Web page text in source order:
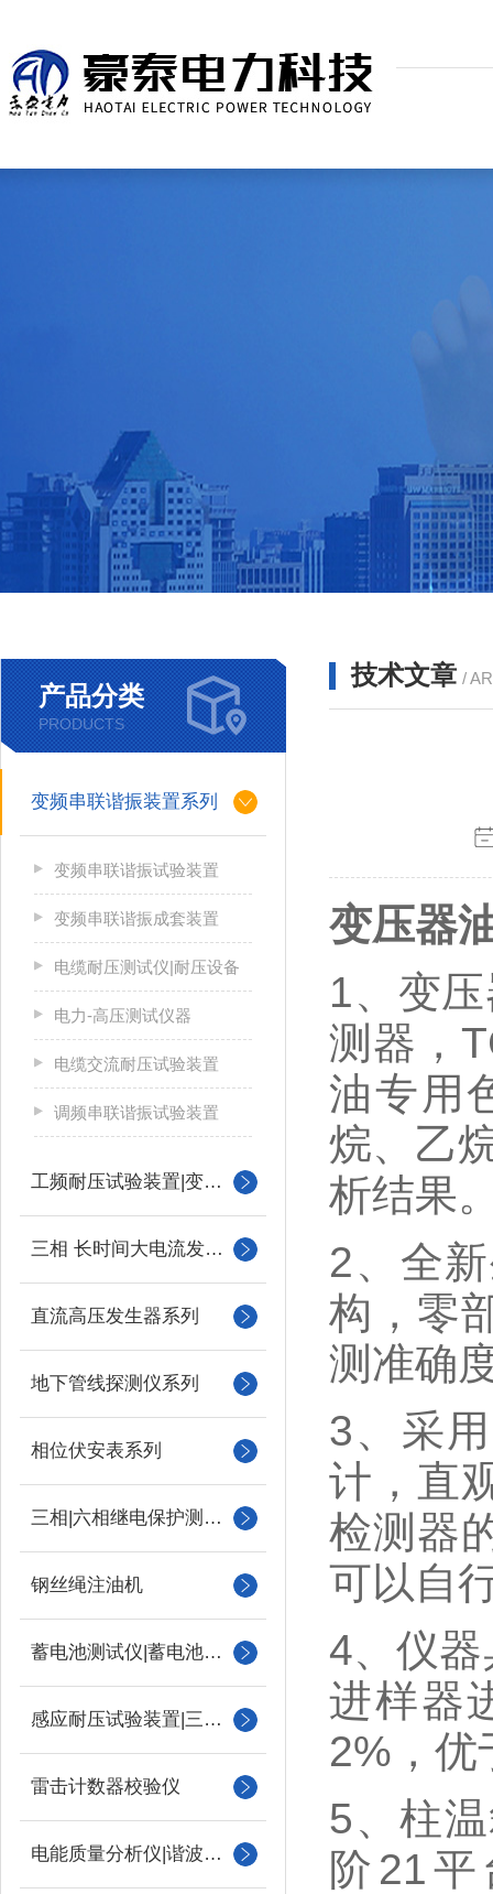
产品分类
PRODUCTS
变频串联谐振装置系列
变频串联谐振试验装置
变频串联谐振成套装置
电缆耐压测试仪|耐压设备
电力-高压测试仪器
电缆交流耐压试验装置
调频串联谐振试验装置
工频耐压试验装置|变压器
三相 长时间大电流发生器
直流高压发生器系列
地下管线探测仪系列
相位伏安表系列
三相|六相继电保护测试仪
钢丝绳注油机
蓄电池测试仪|蓄电池充放电测试仪
感应耐压试验装置|三倍频
雷击计数器校验仪
电能质量分析仪|谐波测试
技术文章 /
变压器
1、变
测器，
油专用
烷、乙
析结果
2、全
构，零
测准确
3、采
计，直
检测器
可以自
4、仪
进样器
2%，优
5、柱
阶21